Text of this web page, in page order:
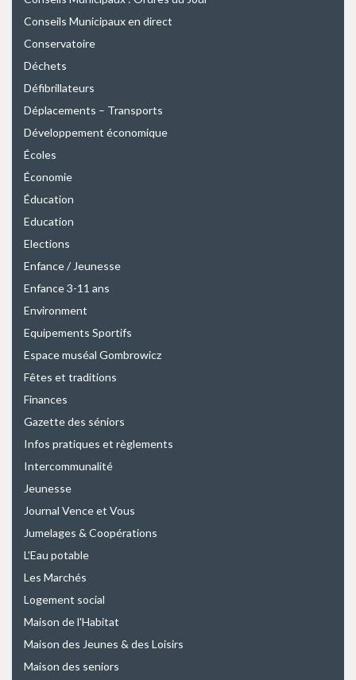
Conseils Municipaux en direct
Conservatoire
Déchets
Défibrillateurs
Déplacements – Transports
Développement économique
Écoles
Économie
Éducation
Education
Elections
Enfance / Jeunesse
Enfance 3-11 ans
Environment
Equipements Sportifs
Espace muséal Gombrowicz
Fêtes et traditions
Finances
Gazette des séniors
Infos pratiques et règlements
Intercommunalité
Jeunesse
Journal Vence et Vous
Jumelages & Coopérations
L'Eau potable
Les Marchés
Logement social
Maison de l'Habitat
Maison des Jeunes & des Loisirs
Maison des seniors